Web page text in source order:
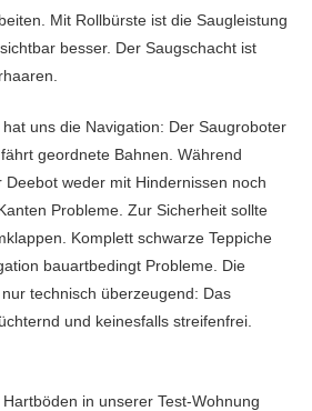
Mit Rollbürste ist die Saugleistung
besser. Der Saugschacht ist
uns die Navigation: Der Saugroboter
geordnete Bahnen. Während
Deebot weder mit Hindernissen noch
Probleme. Zur Sicherheit sollte
Komplett schwarze Teppiche
bauartbedingt Probleme. Die
technisch überzeugend: Das
und keinesfalls streifenfrei.
in unserer Test-Wohnung